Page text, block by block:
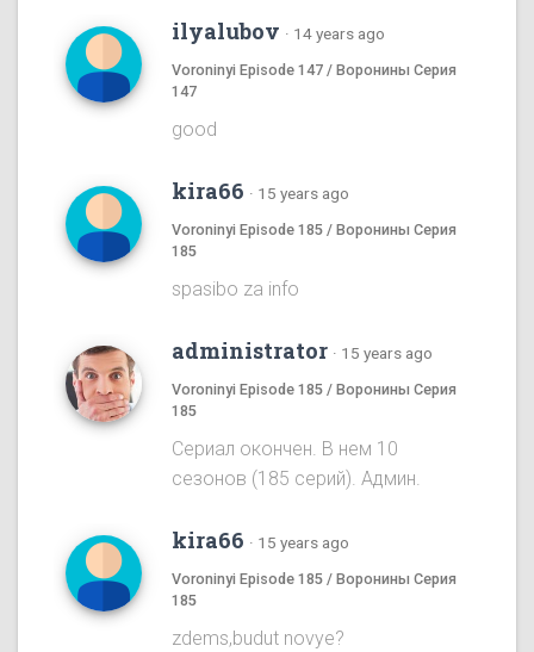
ilyalubov · 14 years ago
Voroninyi Episode 147 / Воронины Серия
147
good
kira66 · 15 years ago
Voroninyi Episode 185 / Воронины Серия
185
spasibo za info
administrator · 15 years ago
Voroninyi Episode 185 / Воронины Серия
185
Сериал окончен. В нем 10
сезонов (185 серий). Админ.
kira66 · 15 years ago
Voroninyi Episode 185 / Воронины Серия
185
zdems,budut novye?